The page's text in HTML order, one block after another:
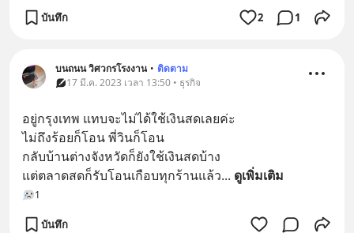
บันทึก 2 1
บนถนน วิศวกรโรงงาน • ติดตาม
17 มี.ค. 2023 เวลา 13:50 • ธุรกิจ
อยู่กรุงเทพ แทบจะไม่ได้ใช้เงินสดเลยค่ะ
ไม่ถึงร้อยก็โอน พี่วินก็โอน
กลับบ้านต่างจังหวัดก็ยังใช้เงินสดบ้าง
แต่ตลาดสดก็รับโอนเกือบทุกร้านแล้ว... ดูเพิ่มเติม
1
บันทึก